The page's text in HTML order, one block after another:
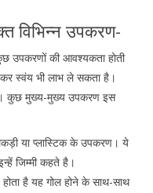
विभिन्न उपकरण-
उपकरणों की आवश्यकता होती
स्वंय भी लाभ ले सकता है।
कुछ मुख्य-मुख्य उपकरण इस
या प्लास्टिक के उपकरण। ये
जिम्मी कहते है।
है यह गोल होने के साथ-साथ